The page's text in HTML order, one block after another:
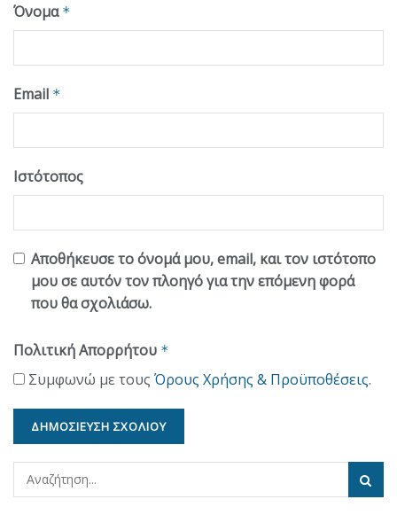
Όνομα *
Email *
Ιστότοπος
Αποθήκευσε το όνομά μου, email, και τον ιστότοπο
μου σε αυτόν τον πλοηγό για την επόμενη φορά
που θα σχολιάσω.
Πολιτική Απορρήτου *
Συμφωνώ με τους Όρους Χρήσης & Προϋποθέσεις.